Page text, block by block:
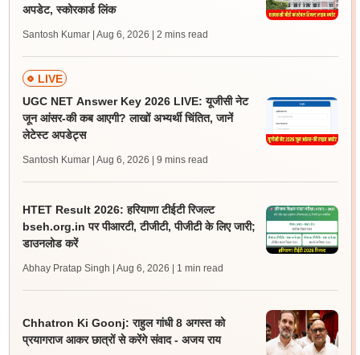
अपडेट, स्कोरकार्ड लिंक
Santosh Kumar | Aug 6, 2026 | 2 mins read
LIVE
UGC NET Answer Key 2026 LIVE: यूजीसी नेट
जून आंसर-की कब आएगी? लाखों अभ्यर्थी चिंतित, जानें
लेटेस्ट अपडेट्स
Santosh Kumar | Aug 6, 2026 | 9 mins read
HTET Result 2026: हरियाणा टीईटी रिजल्ट
bseh.org.in पर पीआरटी, टीजीटी, पीजीटी के लिए जारी;
डाउनलोड करें
Abhay Pratap Singh | Aug 6, 2026 | 1 min read
Chhatron Ki Goonj: राहुल गांधी 8 अगस्त को
प्रयागराज आकर छात्रों से करेंगे संवाद - अजय राय